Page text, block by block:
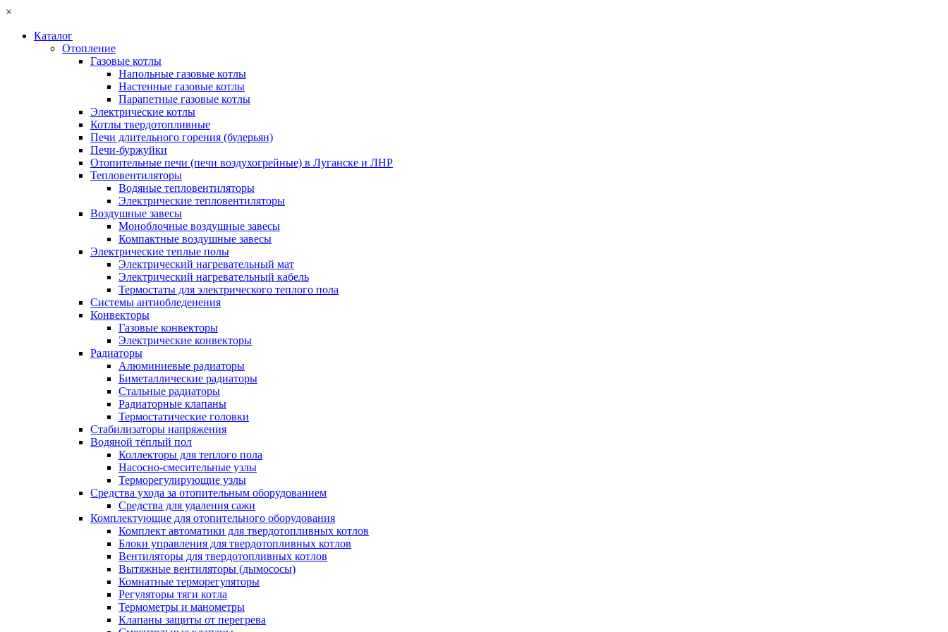
×
Каталог
Отопление
Газовые котлы
Напольные газовые котлы
Настенные газовые котлы
Парапетные газовые котлы
Электрические котлы
Котлы твердотопливные
Печи длительного горения (булерьян)
Печи-буржуйки
Отопительные печи (печи воздухогрейные) в Луганске и ЛНР
Тепловентиляторы
Водяные тепловентиляторы
Электрические тепловентиляторы
Воздушные завесы
Моноблочные воздушные завесы
Компактные воздушные завесы
Электрические теплые полы
Электрический нагревательный мат
Электрический нагревательный кабель
Термостаты для электрического теплого пола
Системы антиобледенения
Конвекторы
Газовые конвекторы
Электрические конвекторы
Радиаторы
Алюминиевые радиаторы
Биметаллические радиаторы
Стальные радиаторы
Радиаторные клапаны
Термостатические головки
Стабилизаторы напряжения
Водяной тёплый пол
Коллекторы для теплого пола
Насосно-смесительные узлы
Терморегулирующие узлы
Средства ухода за отопительным оборудованием
Средства для удаления сажи
Комплектующие для отопительного оборудования
Комплект автоматики для твердотопливных котлов
Блоки управления для твердотопливных котлов
Вентиляторы для твердотопливных котлов
Вытяжные вентиляторы (дымососы)
Комнатные терморегуляторы
Регуляторы тяги котла
Термометры и манометры
Клапаны защиты от перегрева